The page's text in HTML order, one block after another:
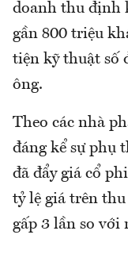
doanh thu định
gần 800 triệu
tiện kỹ thuật số
ông.
Theo các nhà
đáng kể sự phụ
đã đẩy giá cổ
tỷ lệ giá trên
gấp 3 lần so với